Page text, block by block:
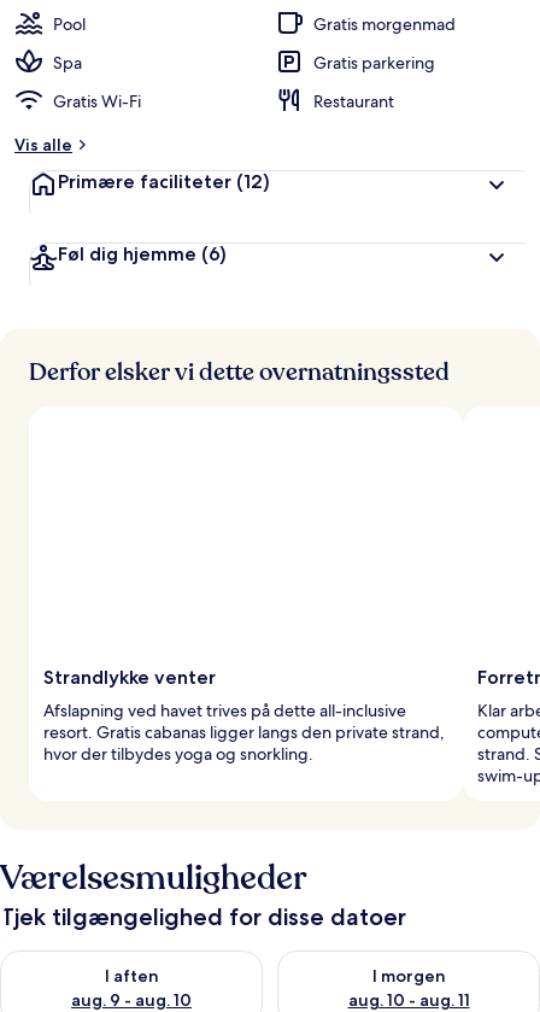
Pool
Gratis morgenmad
Spa
Gratis parkering
Gratis Wi-Fi
Restaurant
Vis alle
Primære faciliteter (12)
Føl dig hjemme (6)
Derfor elsker vi dette overnatningssted
Strandlykke venter
Afslapning ved havet trives på dette all-inclusive
resort. Gratis cabanas ligger langs den private strand,
hvor der tilbydes yoga og snorkling.
Klar
strand.
swim-
Værelsesmuligheder
Tjek tilgængelighed for disse datoer
I aften
aug. 9 - aug. 10
Tjek tilgængelighed for i aften aug. 9 - aug. 10
I morgen
aug. 10 - aug. 11
Tjek tilgængelighed for i